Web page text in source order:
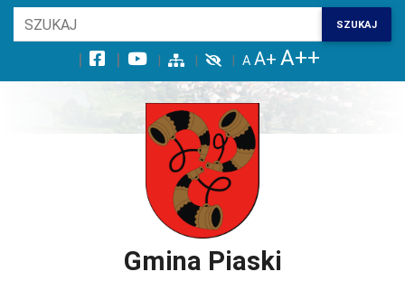
Wróć na początek strony
Przejdź do treści głównej
Przejdź do stopki
Przejdź do menu górnego
Przejdź do mapy serwisu
SZUKAJ
Gmina Piaski